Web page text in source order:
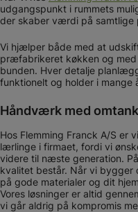
udgangspunkt i rummets
der skaber værdi på samtlige
Vi hjælper både med at
præfabrikeret køkken og
bunden. Hver detalje
funktionelt og holder i mange
Håndværk med
Hos Flemming Franck A/S er
lærlinge i firmaet, fordi vi
videre til næste generation.
kvalitet består. Når vi
på gode materialer og dit
Vores løsninger er altid
vi går aldrig på kompromis